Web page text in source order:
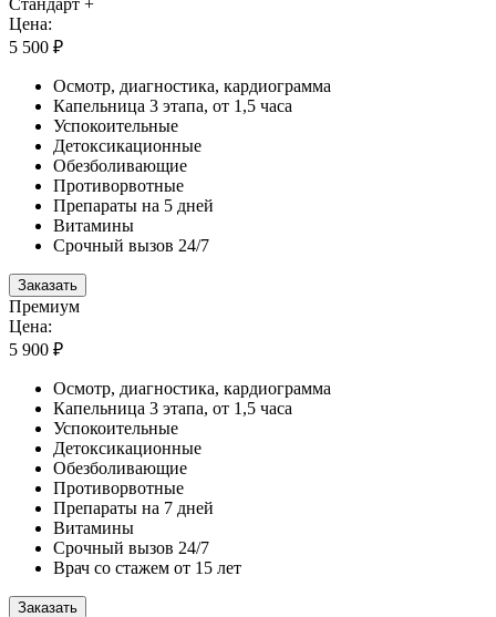
Цена:
5 500 ₽
Осмотр, диагностика, кардиограмма
Капельница 3 этапа, от 1,5 часа
Успокоительные
Детоксикационные
Обезболивающие
Противорвотные
Препараты на 5 дней
Витамины
Срочный вызов 24/7
Заказать
Премиум
Цена:
5 900 ₽
Осмотр, диагностика, кардиограмма
Капельница 3 этапа, от 1,5 часа
Успокоительные
Детоксикационные
Обезболивающие
Противорвотные
Препараты на 7 дней
Витамины
Срочный вызов 24/7
Врач со стажем от 15 лет
Заказать